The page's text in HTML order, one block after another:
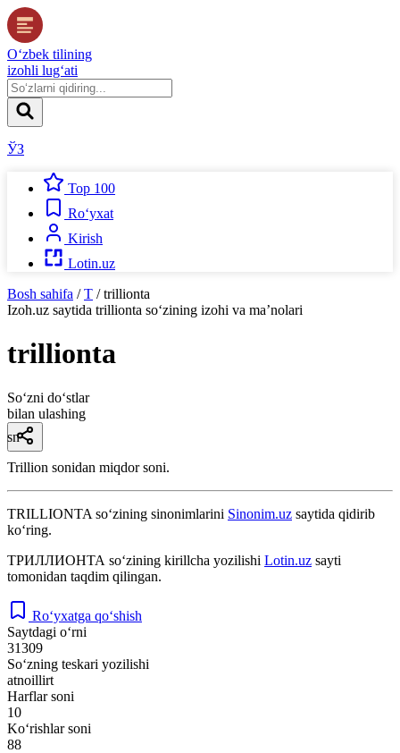
O‘zbek tilining
izohli lug‘ati
ЎЗ
Top 100
Ro‘yxat
Kirish
Lotin.uz
Bosh sahifa / T / trillionta
Izoh.uz saytida trillionta so‘zining izohi va ma’nolari
trillionta
So‘zni do‘stlar
bilan ulashing
sn
Trillion sonidan miqdor soni.
TRILLIONTA so‘zining sinonimlarini Sinonim.uz saytida qidirib
ko‘ring.
ТРИЛЛИОНТА so‘zining kirillcha yozilishi Lotin.uz sayti
tomonidan taqdim qilingan.
Ro‘yxatga qo‘shish
Saytdagi o‘rni
31309
So‘zning teskari yozilishi
atnoillirt
Harflar soni
10
Ko‘rishlar soni
88